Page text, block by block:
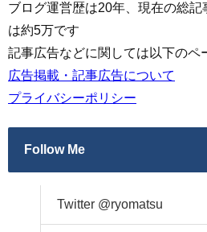
ブログ運営歴は20年、現在の総
は約5万です
記事広告などに関しては以下のペ
広告掲載・記事広告について
プライバシーポリシー
Follow Me
Twitter @ryomatsu